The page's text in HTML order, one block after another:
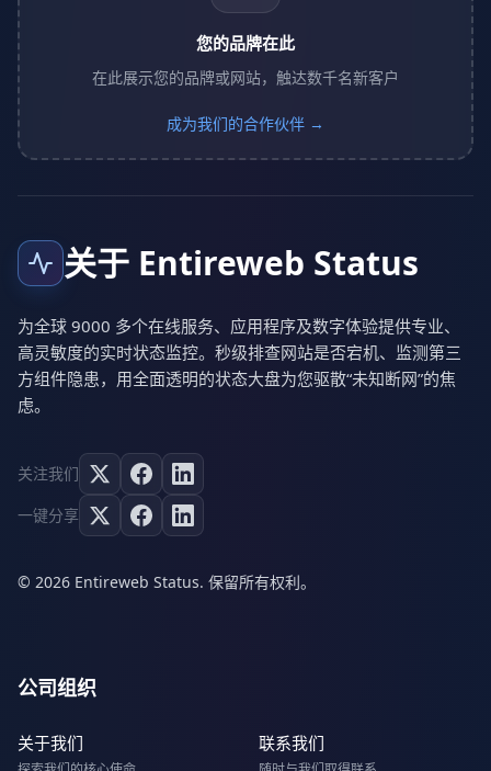
您的品牌在此
在此展示您的品牌或网站，触达数千名新客户
成为我们的合作伙伴 →
关于 Entireweb Status
为全球 9000 多个在线服务、应用程序及数字体验提供专业、
高灵敏度的实时状态监控。秒级排查网站是否宕机、监测第三
方组件隐患，用全面透明的状态大盘为您驱散“未知断网”的焦
虑。
关注我们
一键分享
© 2026 Entireweb Status. 保留所有权利。
公司组织
关于我们 联系我们